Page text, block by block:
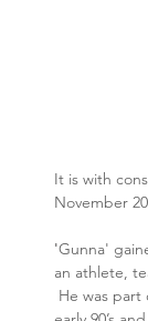
It is with
November
'Gunna'
an athlete,
He was